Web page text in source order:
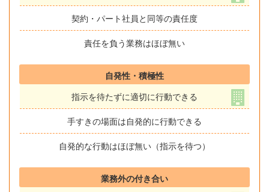
契約・パート社員と同等の責任度
責任を負う業務はほぼ無い
自発性・積極性
指示を待たずに適切に行動できる
手すきの場面は自発的に行動できる
自発的な行動はほぼ無い（指示を待つ）
業務外の付き合い